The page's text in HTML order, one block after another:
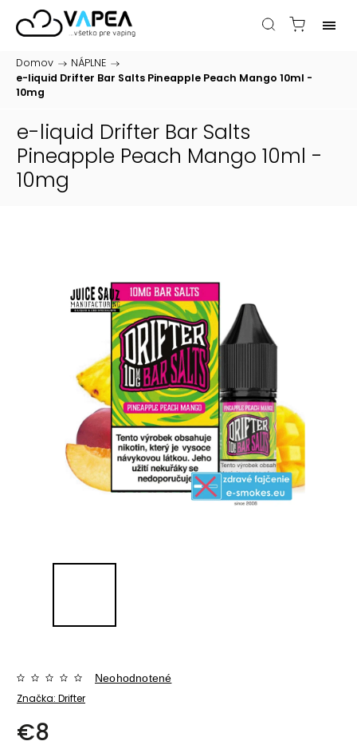
Domov / NÁPLNE /
e-liquid Drifter Bar Salts Pineapple Peach Mango 10ml -
10mg
e-liquid Drifter Bar Salts
Pineapple Peach Mango 10ml -
10mg
Značka: Drifter
Neohodnotené
€8